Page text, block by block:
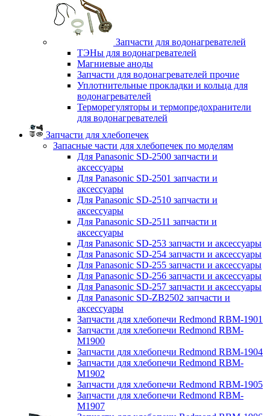
Запчасти для водонагревателей
ТЭНы для водонагревателей
Магниевые аноды
Запчасти для водонагревателей прочие
Уплотнительные прокладки и кольца для
водонагревателей
Терморегуляторы и термопредохранители
для водонагревателей
Запчасти для хлебопечек
Запасные части для хлебопечек по моделям
Для Panasonic SD-2500 запчасти и
аксессуары
Для Panasonic SD-2501 запчасти и
аксессуары
Для Panasonic SD-2510 запчасти и
аксессуары
Для Panasonic SD-2511 запчасти и
аксессуары
Для Panasonic SD-253 запчасти и аксессуары
Для Panasonic SD-254 запчасти и аксессуары
Для Panasonic SD-255 запчасти и аксессуары
Для Panasonic SD-256 запчасти и аксессуары
Для Panasonic SD-257 запчасти и аксессуары
Для Panasonic SD-ZB2502 запчасти и
аксессуары
Запчасти для хлебопечи Redmond RBM-1901
Запчасти для хлебопечи Redmond RBM-
M1900
Запчасти для хлебопечи Redmond RBM-1904
Запчасти для хлебопечи Redmond RBM-
M1902
Запчасти для хлебопечи Redmond RBM-1905
Запчасти для хлебопечи Redmond RBM-
M1907